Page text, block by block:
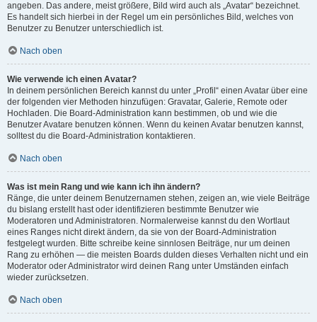
angeben. Das andere, meist größere, Bild wird auch als „Avatar“ bezeichnet.
Es handelt sich hierbei in der Regel um ein persönliches Bild, welches von
Benutzer zu Benutzer unterschiedlich ist.
Nach oben
Wie verwende ich einen Avatar?
In deinem persönlichen Bereich kannst du unter „Profil“ einen Avatar über eine
der folgenden vier Methoden hinzufügen: Gravatar, Galerie, Remote oder
Hochladen. Die Board-Administration kann bestimmen, ob und wie die
Benutzer Avatare benutzen können. Wenn du keinen Avatar benutzen kannst,
solltest du die Board-Administration kontaktieren.
Nach oben
Was ist mein Rang und wie kann ich ihn ändern?
Ränge, die unter deinem Benutzernamen stehen, zeigen an, wie viele Beiträge
du bislang erstellt hast oder identifizieren bestimmte Benutzer wie
Moderatoren und Administratoren. Normalerweise kannst du den Wortlaut
eines Ranges nicht direkt ändern, da sie von der Board-Administration
festgelegt wurden. Bitte schreibe keine sinnlosen Beiträge, nur um deinen
Rang zu erhöhen — die meisten Boards dulden dieses Verhalten nicht und ein
Moderator oder Administrator wird deinen Rang unter Umständen einfach
wieder zurücksetzen.
Nach oben